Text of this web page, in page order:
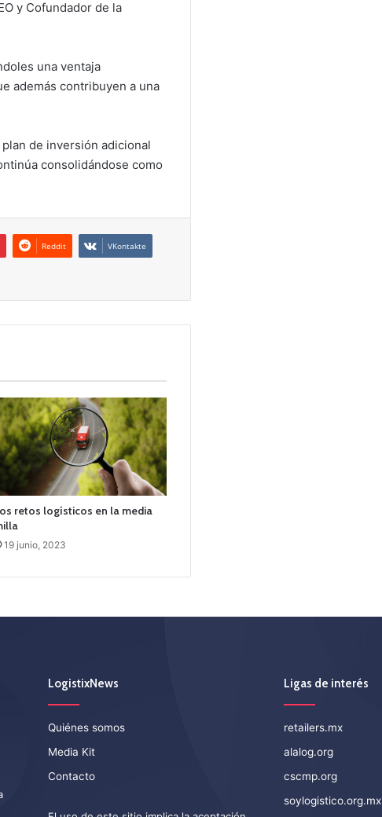
y Cofundador de la
una ventaja
además contribuyen a una
de inversión adicional
consolidándose como
Reddit VKontakte
retos logísticos en la media
19 junio, 2023
LogistixNews
Quiénes somos
Media Kit
Contacto
Ligas de interés
retailers.mx
alalog.org
cscmp.org
soylogistico.org.mx